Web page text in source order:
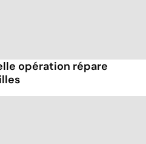
opération répare